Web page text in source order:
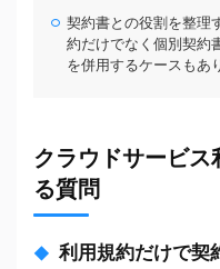
契約書との役割を整理
約だけでなく個別契約
を併用するケースもあ
クラウドサービス
る質問
利用規約だけで契